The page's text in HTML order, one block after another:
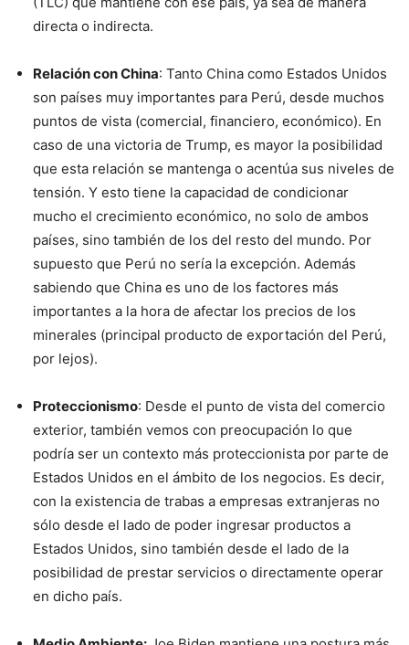
directa o indirecta.
Relación con China: Tanto China como Estados Unidos
son países muy importantes para Perú, desde muchos
puntos de vista (comercial, financiero, económico). En
caso de una victoria de Trump, es mayor la posibilidad
que esta relación se mantenga o acentúa sus niveles de
tensión. Y esto tiene la capacidad de condicionar
mucho el crecimiento económico, no solo de ambos
países, sino también de los del resto del mundo. Por
supuesto que Perú no sería la excepción. Además
sabiendo que China es uno de los factores más
importantes a la hora de afectar los precios de los
minerales (principal producto de exportación del Perú,
por lejos).
Proteccionismo: Desde el punto de vista del comercio
exterior, también vemos con preocupación lo que
podría ser un contexto más proteccionista por parte de
Estados Unidos en el ámbito de los negocios. Es decir,
con la existencia de trabas a empresas extranjeras no
sólo desde el lado de poder ingresar productos a
Estados Unidos, sino también desde el lado de la
posibilidad de prestar servicios o directamente operar
en dicho país.